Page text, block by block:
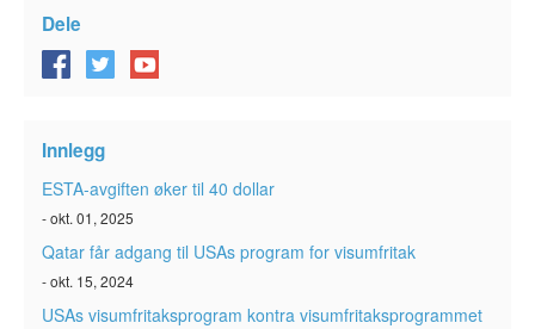
Visa waiver-programmet
ESTA Artikler
Kontakt
Dele
Innlegg
ESTA-avgiften øker til 40 dollar
- okt. 01, 2025
Qatar får adgang til USAs program for visumfritak
- okt. 15, 2024
USAs visumfritaksprogram kontra visumfritaksprogrammet